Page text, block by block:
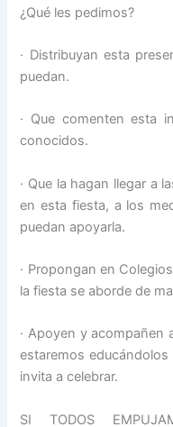
¿Qué les pedimos?
· Distribuyan esta
puedan.
· Que comenten esta
conocidos.
· Que la hagan llegar a
en esta fiesta, a los
puedan apoyarla.
· Propongan en
la fiesta se aborde de
· Apoyen y acompañen
estaremos
invita a celebrar.
SI TODOS